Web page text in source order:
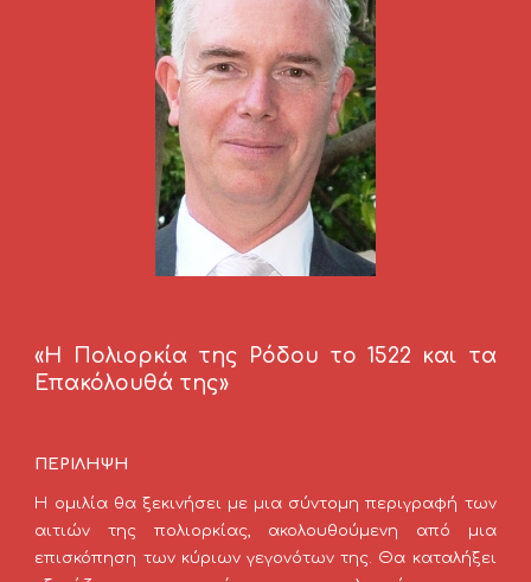
«Η Πολιορκία της Ρόδου το 1522 και τα
Επακόλουθά της»
ΠΕΡΙΛΗΨΗ
Η ομιλία θα ξεκινήσει με μια σύντομη περιγραφή των
αιτιών της πολιορκίας, ακολουθούμενη από μια
επισκόπηση των κύριων γεγονότων της. Θα καταλήξει